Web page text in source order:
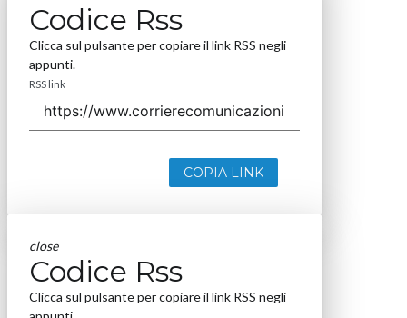
Codice Rss
Clicca sul pulsante per copiare il link RSS negli
appunti.
RSS link
COPIA LINK
close
Codice Rss
Clicca sul pulsante per copiare il link RSS negli